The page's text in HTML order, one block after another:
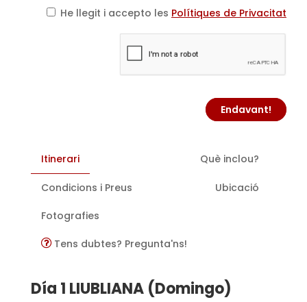
He llegit i accepto les Polítiques de Privacitat
Endavant!
Itinerari Què inclou?
Condicions i Preus Ubicació
Fotografies
Tens dubtes? Pregunta'ns!
Día 1 LIUBLIANA (Domingo)